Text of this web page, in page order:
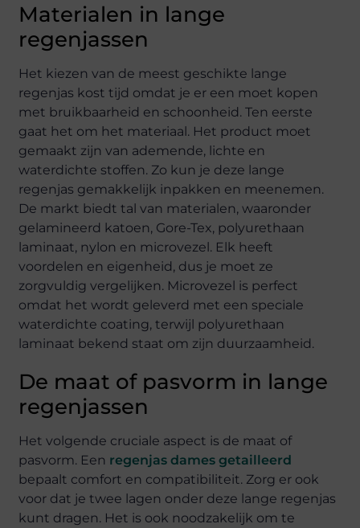
Materialen in lange
regenjassen
Het kiezen van de meest geschikte lange
regenjas kost tijd omdat je er een moet kopen
met bruikbaarheid en schoonheid. Ten eerste
gaat het om het materiaal. Het product moet
gemaakt zijn van ademende, lichte en
waterdichte stoffen. Zo kun je deze lange
regenjas gemakkelijk inpakken en meenemen.
De markt biedt tal van materialen, waaronder
gelamineerd katoen, Gore-Tex, polyurethaan
laminaat, nylon en microvezel. Elk heeft
voordelen en eigenheid, dus je moet ze
zorgvuldig vergelijken. Microvezel is perfect
omdat het wordt geleverd met een speciale
waterdichte coating, terwijl polyurethaan
laminaat bekend staat om zijn duurzaamheid.
De maat of pasvorm in lange
regenjassen
Het volgende cruciale aspect is de maat of
pasvorm. Een regenjas dames getailleerd
bepaalt comfort en compatibiliteit. Zorg er ook
voor dat je twee lagen onder deze lange regenjas
kunt dragen. Het is ook noodzakelijk om te